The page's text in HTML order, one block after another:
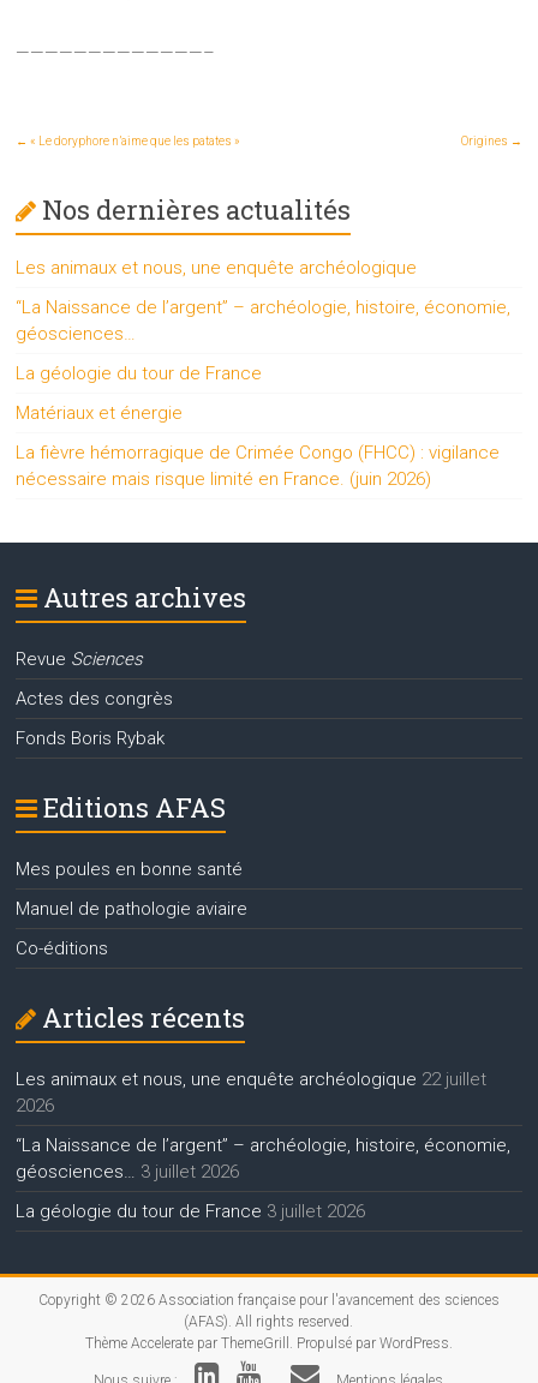
—————————————–
← « Le doryphore n’aime que les patates » Origines →
Nos dernières actualités
Les animaux et nous, une enquête archéologique
“La Naissance de l’argent” – archéologie, histoire, économie,
géosciences…
La géologie du tour de France
Matériaux et énergie
La fièvre hémorragique de Crimée Congo (FHCC) : vigilance
nécessaire mais risque limité en France. (juin 2026)
Autres archives
Revue Sciences
Actes des congrès
Fonds Boris Rybak
Editions AFAS
Mes poules en bonne santé
Manuel de pathologie aviaire
Co-éditions
Articles récents
Les animaux et nous, une enquête archéologique 22 juillet
2026
“La Naissance de l’argent” – archéologie, histoire, économie,
géosciences…
3 juillet 2026
La géologie du tour de France 3 juillet 2026
Copyright © 2026 Association française pour l'avancement des sciences
(AFAS) . All rights reserved.
Thème Acceleratepar ThemeGrill. Propulsé par WordPress